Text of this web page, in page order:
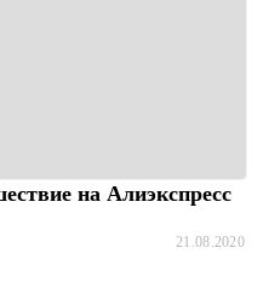
на Алиэкспресс
21.08.2020